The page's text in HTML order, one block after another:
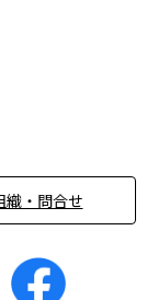
織・問合せ